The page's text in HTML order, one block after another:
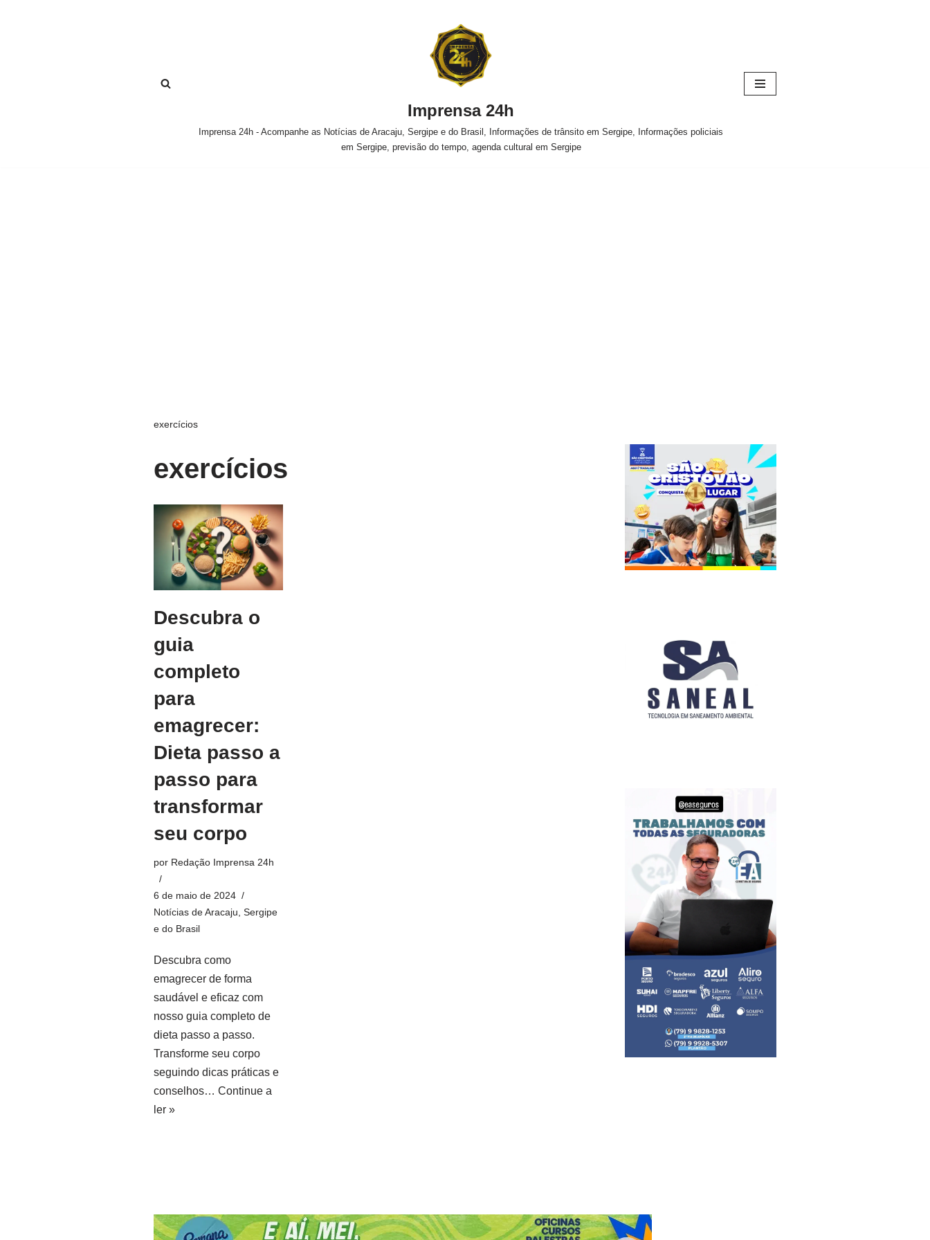
Imprensa 24h
Imprensa 24h - Acompanhe as Notícias de Aracaju, Sergipe e do Brasil, Informações de trânsito em Sergipe, Informações policiais
em Sergipe, previsão do tempo, agenda cultural em Sergipe
exercícios
exercícios
Descubra o
guia
completo
para
emagrecer:
Dieta passo a
passo para
transformar
seu corpo
por Redação Imprensa 24h
6 de maio de 2024
Notícias de Aracaju, Sergipe
e do Brasil
Descubra como
emagrecer de forma
saudável e eficaz com
nosso guia completo de
dieta passo a passo.
Transforme seu corpo
seguindo dicas práticas e
conselhos… Continue a
ler »